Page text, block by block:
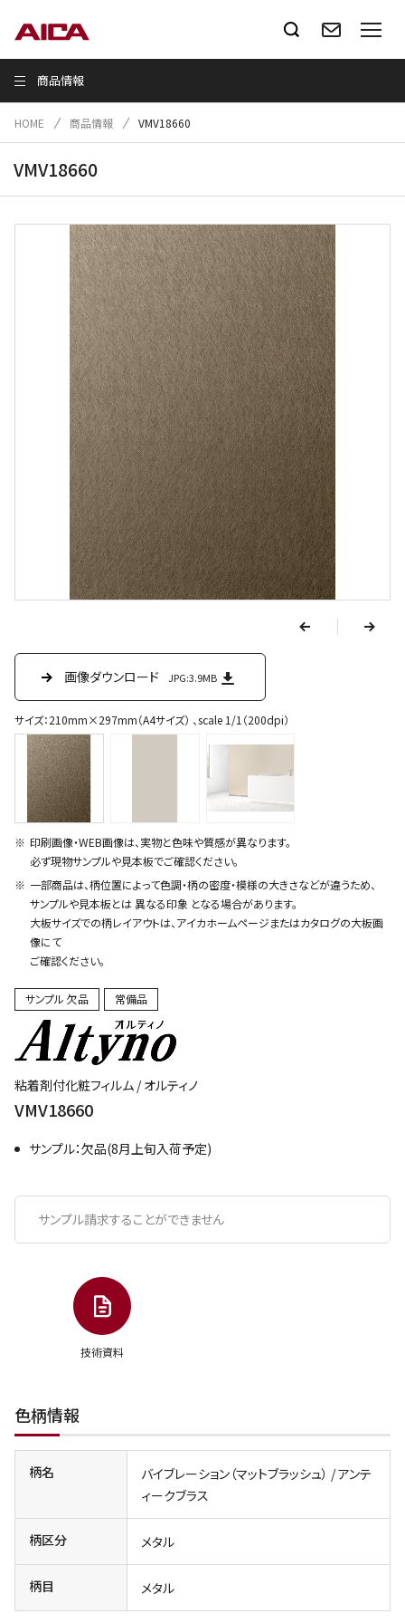
商品情報
HOME 商品情報 VMV18660
VMV18660
p
r
e
v
n
画像ダウンロード JPG:3.9MB
サイズ：210mm×297mm（A4サイズ） 、scale 1/1（200dpi）
画像ダウンロード JPG:810KB
画像ダウンロード JPG:276KB
印刷画像・WEB画像は、実物と色味や質感が異なります。
必ず現物サンプルや見本板でご確認ください。
一部商品は、柄位置によって色調・柄の密度・模様の大きさなどが違うため、
サンプルや見本板とは 異なる印象 となる場合があります。
大板サイズでの柄レイアウトは、アイカホームページまたはカタログの大板画
像にて
ご確認ください。
サンプル 欠品 常備品
粘着剤付化粧フィルム / オルティノ
VMV18660
サンプル：欠品(8月上旬入荷予定)
サンプル請求することができません
技術資料
色柄情報
柄名
バイブレーション（マットブラッシュ） / アンテ
ィークブラス
柄区分 メタル
柄目 メタル